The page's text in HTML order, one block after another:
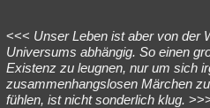
Besucht Teilgenommen Alle
Lesenswert Schlüsselwörter
<<< Unser Leben ist aber von der
Universums abhängig. So einen
Existenz zu leugnen, nur um sich
zusammenhangslosen Märchen
fühlen, ist nicht sonderlich klug.